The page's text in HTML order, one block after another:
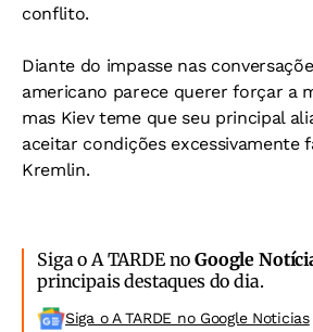
conflito.
Diante do impasse nas
americano parece querer forçar a
mas Kiev teme que seu principal
aceitar condições excessivamente
Kremlin.
Siga o A TARDE noGoogle
principais destaques do dia.
Siga o A TARDE no Google Noticias